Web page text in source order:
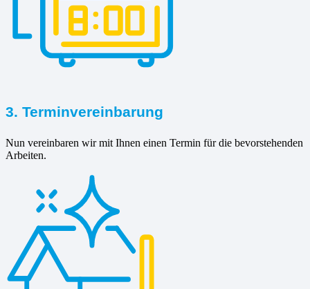
3. Terminvereinbarung
Nun vereinbaren wir mit Ihnen einen Termin für die bevorstehenden
Arbeiten.